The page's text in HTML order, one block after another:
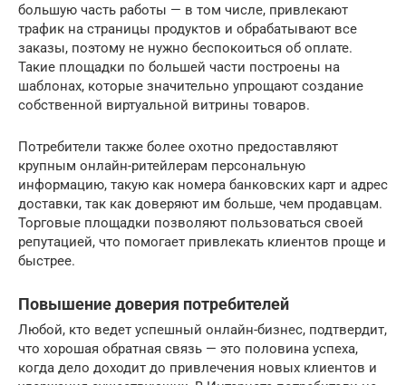
большую часть работы — в том числе, привлекают
трафик на страницы продуктов и обрабатывают все
заказы, поэтому не нужно беспокоиться об оплате.
Такие площадки по большей части построены на
шаблонах, которые значительно упрощают создание
собственной виртуальной витрины товаров.
Потребители также более охотно предоставляют
крупным онлайн-ритейлерам персональную
информацию, такую ​​как номера банковских карт и адрес
доставки, так как доверяют им больше, чем продавцам.
Торговые площадки позволяют пользоваться своей
репутацией, что помогает привлекать клиентов проще и
быстрее.
Повышение доверия потребителей
Любой, кто ведет успешный онлайн-бизнес, подтвердит,
что хорошая обратная связь — это половина успеха,
когда дело доходит до привлечения новых клиентов и